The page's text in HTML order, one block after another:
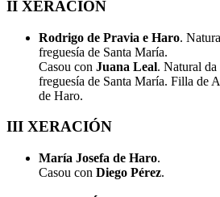
II XERACIÓN
Rodrigo de Pravia e Haro.
freguesía de Santa María.
Casou con Juana Leal. Natural da
freguesía de Santa María. Filla de
de Haro.
III XERACIÓN
María Josefa de Haro.
Casou con Diego Pérez.